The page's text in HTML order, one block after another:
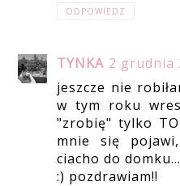
ODPOWIEDZ
TYNKA 2 grudnia
jeszcze nie
w tym roku
"zrobię" tylko TO
mnie się
ciacho do domku...
:) pozdrawiam!!